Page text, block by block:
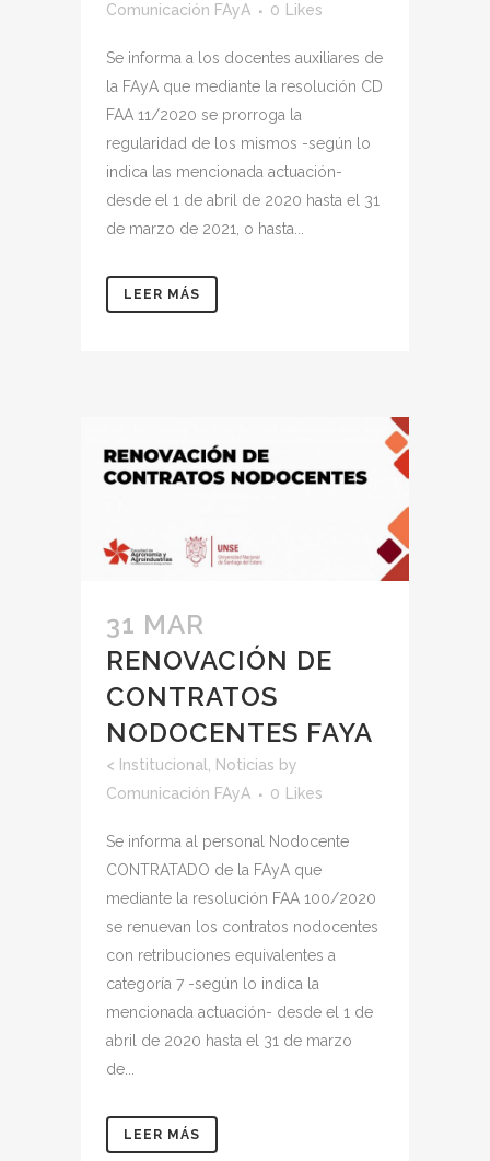
Comunicación FAyA
0 Likes
Se informa a los docentes auxiliares de
la FAyA que mediante la resolución CD
FAA 11/2020 se prorroga la
regularidad de los mismos -según lo
indica las mencionada actuación-
desde el 1 de abril de 2020 hasta el 31
de marzo de 2021, o hasta...
LEER MÁS
31 MAR
RENOVACIÓN DE
CONTRATOS
NODOCENTES FAYA
< Institucional Noticias by
Comunicación FAyA
0 Likes
Se informa al personal Nodocente
CONTRATADO de la FAyA que
mediante la resolución FAA 100/2020
se renuevan los contratos nodocentes
con retribuciones equivalentes a
categoría 7 -según lo indica la
mencionada actuación- desde el 1 de
abril de 2020 hasta el 31 de marzo
de...
LEER MÁS